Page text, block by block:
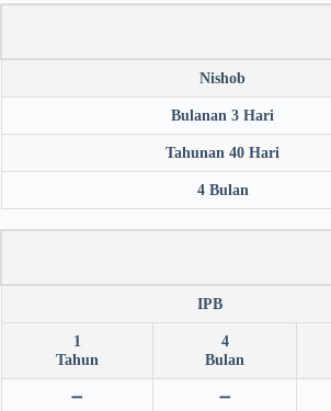
Nishob
Bulanan 3 Hari
Tahunan 40 Hari
4 Bulan
IPB
1
Tahun
4
Bulan
➖ ➖